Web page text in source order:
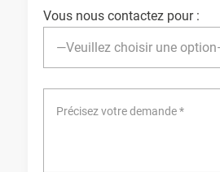
Vous nous contactez pour :